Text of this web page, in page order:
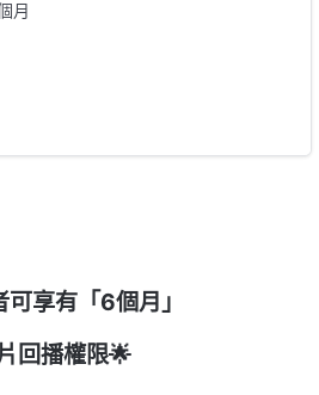
月
可享有「6個月」
回播權限🌟